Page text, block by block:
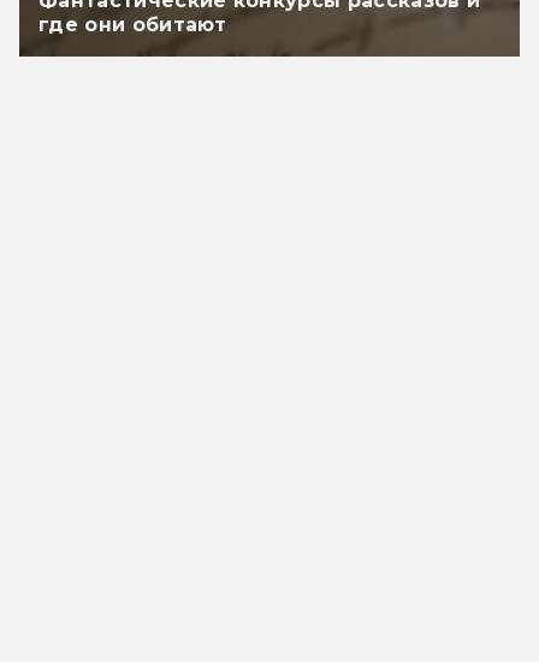
где они обитают